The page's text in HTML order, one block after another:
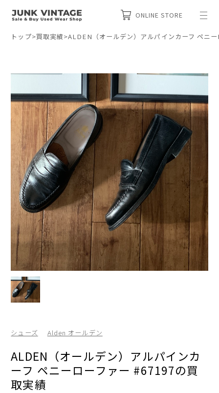
ONLINE STORE
トップ>買取実績>ALDEN（オールデン）アルパインカーフ ペニ
シューズ Alden オールデン
ALDEN（オールデン）アルパインカ
ーフ ペニーローファー #67197の買
取実績